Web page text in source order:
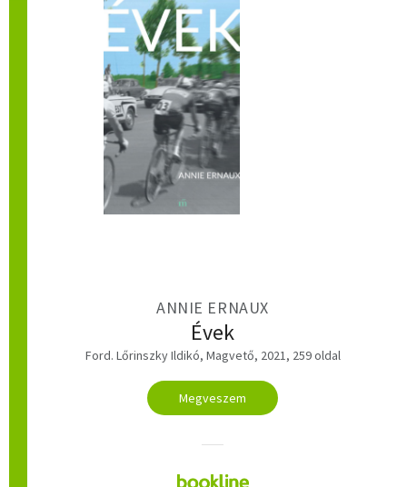
ANNIE ERNAUX
Évek
Ford. Lőrinszky Ildikó, Magvető, 2021, 259 oldal
Megveszem